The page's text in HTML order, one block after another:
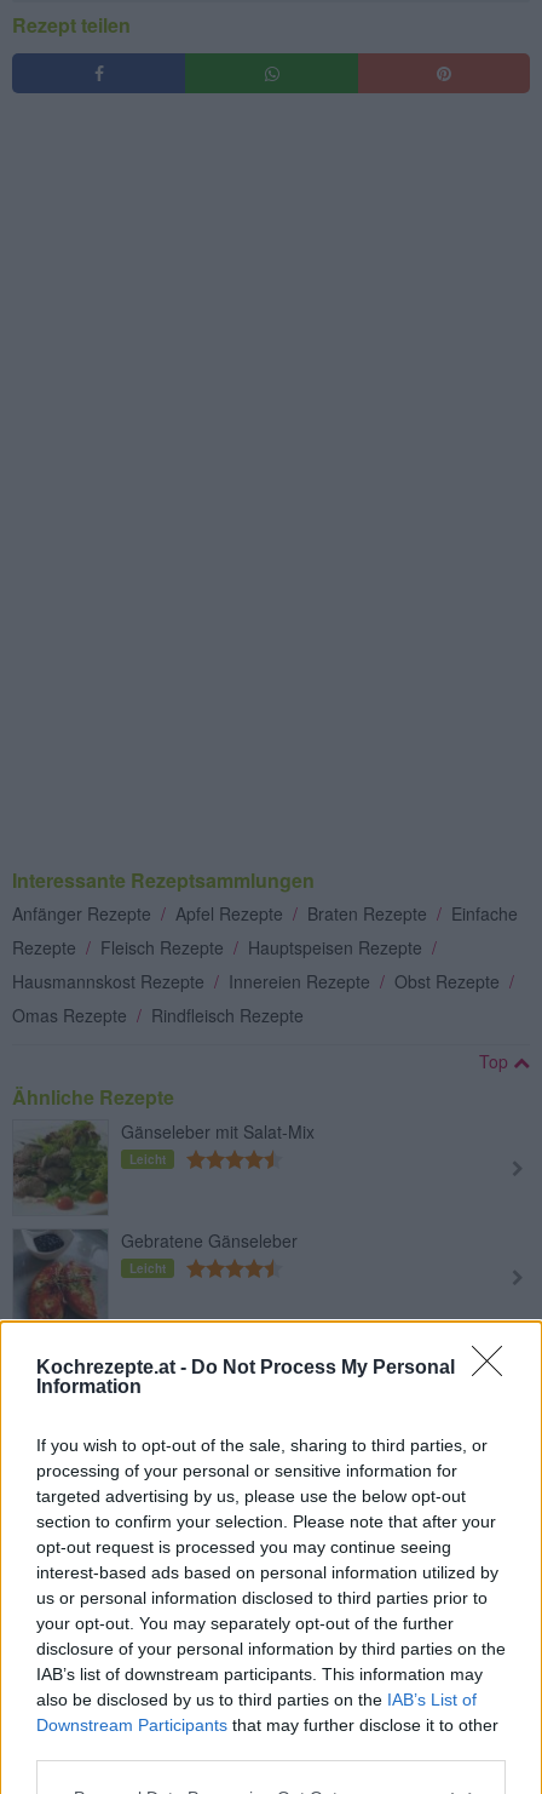
Kochrezepte.at - Do Not Process My Personal
Information
If you wish to opt-out of the sale, sharing to third parties, or
processing of your personal or sensitive information for
targeted advertising by us, please use the below opt-out
section to confirm your selection. Please note that after your
opt-out request is processed you may continue seeing
interest-based ads based on personal information utilized by
us or personal information disclosed to third parties prior to
your opt-out. You may separately opt-out of the further
disclosure of your personal information by third parties on the
IAB’s list of downstream participants. This information may
also be disclosed by us to third parties on the IAB’s List of
Downstream Participants that may further disclose it to other
Rezept teilen
Interessante Rezeptsammlungen
Anfänger Rezepte / Apfel Rezepte / Braten Rezepte / Einfache
Rezepte / Fleisch Rezepte / Hauptspeisen Rezepte /
Hausmannskost Rezepte / Innereien Rezepte / Obst Rezepte /
Omas Rezepte / Rindfleisch Rezepte
Top
Ähnliche Rezepte
Gänseleber mit Salat-Mix
Leicht
Gebratene Gänseleber
Leicht
Leicht
Kuttelsuppe alias Flecksuppe
Mittel
Frittierte Hühnerleber
Leicht
Gebratene Kalbsleber
Leicht
Geröstete Hühnerleber